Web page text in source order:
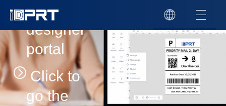
label
designer
portal
Click to
go the